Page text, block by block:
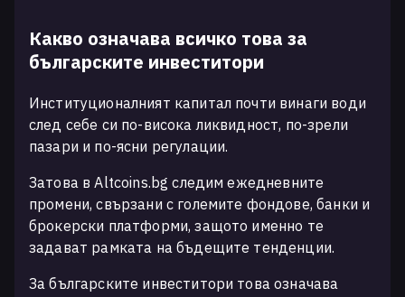
Какво означава всичко това за
българските инвеститори
Институционалният капитал почти винаги води
след себе си по-висока ликвидност, по-зрели
пазари и по-ясни регулации.
Затова в Altcoins.bg следим ежедневните
промени, свързани с големите фондове, банки и
брокерски платформи, защото именно те
задават рамката на бъдещите тенденции.
За българските инвеститори това означава